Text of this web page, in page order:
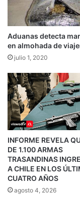
Aduanas detecta
en almohada de
julio 1, 2020
INFORME REVELA
DE 1.100 ARMAS
TRASANDINAS
A CHILE EN LOS
CUATRO AÑOS
agosto 4, 2026